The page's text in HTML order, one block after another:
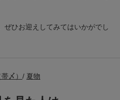
ぜひお迎えしてみてはいかがでし
〆） / 夏物